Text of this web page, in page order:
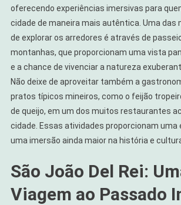
oferecendo experiências imersivas para
cidade de maneira mais autêntica. Uma das
de explorar os arredores é através de
montanhas, que proporcionam uma vista
e a chance de vivenciar a natureza
Não deixe de aproveitar também a
pratos típicos mineiros, como o feijão
de queijo, em um dos muitos restaurantes
cidade. Essas atividades proporcionam uma
uma imersão ainda maior na história e
São João Del Rei:
Viagem ao Passado